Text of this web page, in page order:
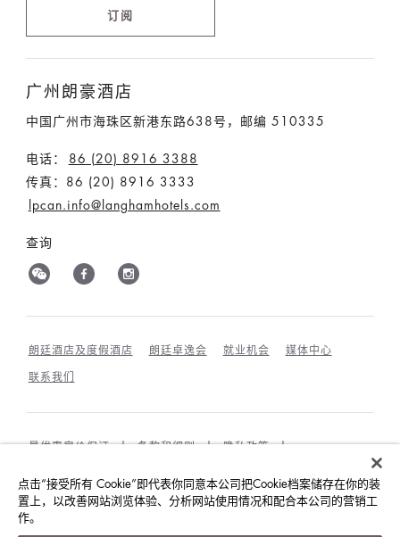
订阅
广州朗豪酒店
中国广州市海珠区新港东路638号，邮编 510335
电话：
86 (20) 8916 3388
传真：86 (20) 8916 3333
lpcan.info@langhamhotels.com
查询
朗廷酒店及度假酒店 朗廷卓逸会 就业机会 媒体中心
联系我们
最优惠房价保证 条款和细则 隐私政策
可持续发展
点击“接受所有 Cookie”即代表你同意本公司把Cookie档案储存在你的装
置上，以改善网站浏览体验、分析网站使用情况和配合本公司的营销工
作。